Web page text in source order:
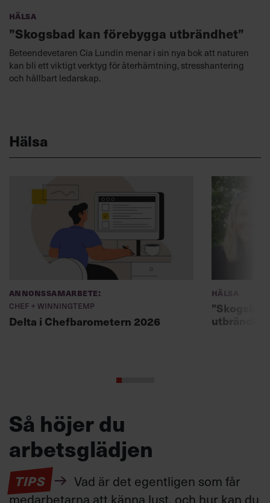
Hälsa
”Skogsbad kan förebygga utbrändhet”
Beteendevetaren Cia Lundin menar i sin nya bok att naturen
kan bli ett viktigt verktyg för återhämtning, stresshantering
och hållbart ledarskap.
Hälsa
Annonssamarbete:
Chef + Winningtemp
Delta i Chefbarometern 2026
Hälsa
Så höjer du
arbetsglädjen
TIPS
Vad är det egentligen som får
medarbetarna att känna lust, och hur kan du